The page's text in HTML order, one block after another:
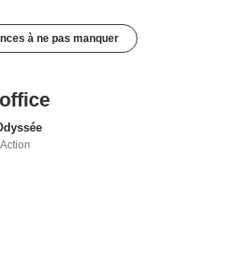
à ne pas manquer